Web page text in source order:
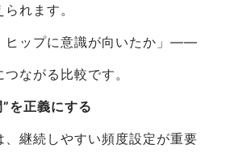
れます。
ヒップに意識が向いたか」——
ながる比較です。
を正義にする
、継続しやすい頻度設定が重要